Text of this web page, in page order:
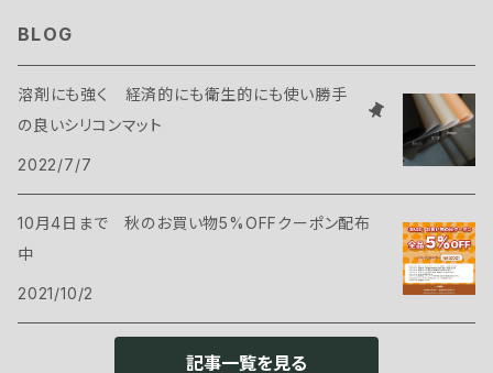
BLOG
溶剤にも強く 経済的にも衛生的にも使い勝手
の良いシリコンマット
2022/7/7
10月4日まで 秋のお買い物5%OFFクーポン配布
中
2021/10/2
記事一覧を見る